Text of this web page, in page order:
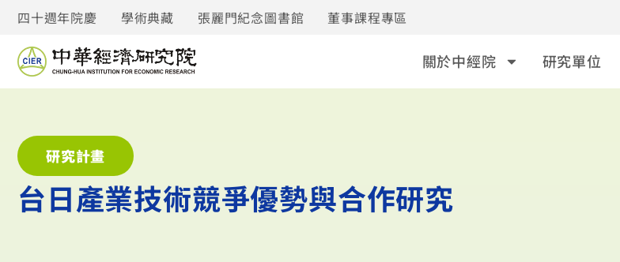
四十週年院慶 學術典藏 張麗門紀念圖書館 董事課程專區
關於中經院 研究單位
研究計畫
台日產業技術競爭優勢與合作研究